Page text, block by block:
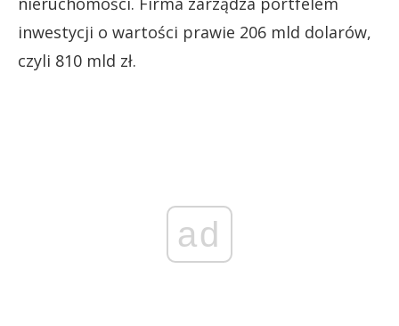
inwestycji o wartości prawie 206 mld dolarów,
czyli 810 mld zł.
ad